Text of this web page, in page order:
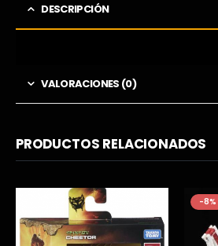
DESCRIPCIÓN
VALORACIONES (0)
PRODUCTOS RELACIONADOS
-8%